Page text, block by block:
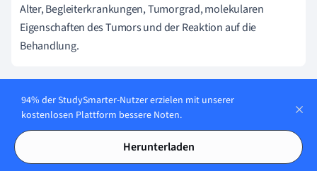
Alter, Begleiterkrankungen, Tumorgrad, molekularen
Eigenschaften des Tumors und der Reaktion auf die
Behandlung.
ICD-Code für das Ösophaguskarzinom:
Wissenswertes.
Der International Statistical Classification of Diseases and
94% der StudySmarter-Nutzer erzielen mit unserer
kostenlosen Plattform bessere Noten.
Herunterladen